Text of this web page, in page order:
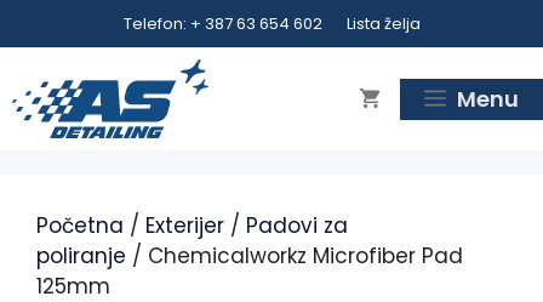
Telefon: + 387 63 654 602 Lista želja
Menu
Početna / Exterijer / Padovi za
poliranje / Chemicalworkz Microfiber Pad
125mm